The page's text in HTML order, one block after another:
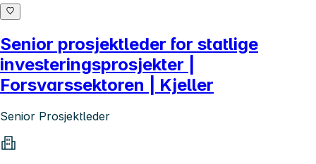
Senior prosjektleder for statlige
investeringsprosjekter |
Forsvarssektoren | Kjeller
Senior Prosjektleder